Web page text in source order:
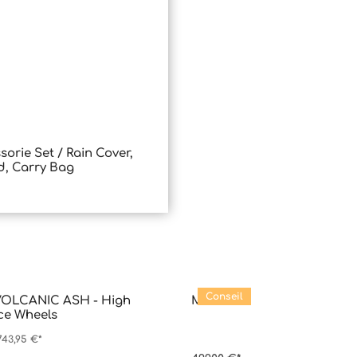
Anzahl: Gib den gewünschten
Set / Rain Cover,
Carry Bag
ASH - High
Wheels
€*
Conseil
M.6x